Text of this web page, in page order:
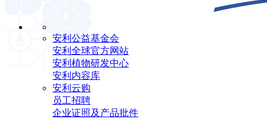
安利公益基金会
安利全球官方网站
安利植物研发中心
安利内容库
安利云购
员工招聘
企业证照及产品批件